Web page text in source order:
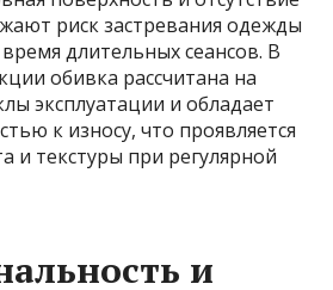
риск застревания одежды
длительных сеансов. В
обивка рассчитана на
эксплуатации и обладает
к износу, что проявляется
и текстуры при регулярной
и